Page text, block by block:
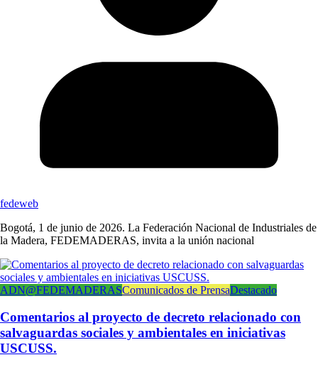
fedeweb
Bogotá, 1 de junio de 2026. La Federación Nacional de Industriales de
la Madera, FEDEMADERAS, invita a la unión nacional
ADN@FEDEMADERASComunicados de PrensaDestacado
Comentarios al proyecto de decreto relacionado con
salvaguardas sociales y ambientales en iniciativas
USCUSS.